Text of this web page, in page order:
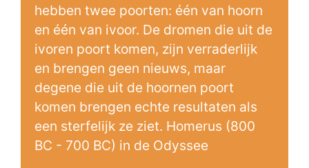
hebben twee poorten: één van hoorn
en één van ivoor. De dromen die uit de
ivoren poort komen, zijn verraderlijk
en brengen geen nieuws, maar
degene die uit de hoornen poort
komen brengen echte resultaten als
een sterfelijk ze ziet. Homerus (800
BC - 700 BC) in de Odyssee